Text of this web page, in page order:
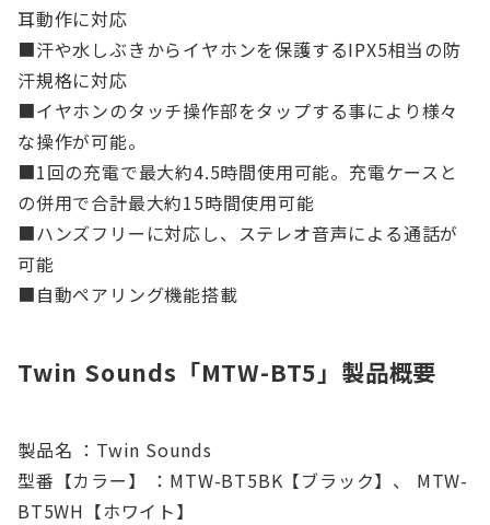
耳動作に対応
■汗や水しぶきからイヤホンを保護するIPX5相当の防
汗規格に対応
■イヤホンのタッチ操作部をタップする事により様々
な操作が可能。
■1回の充電で最大約4.5時間使用可能。充電ケースと
の併用で合計最大約15時間使用可能
■ハンズフリーに対応し、ステレオ音声による通話が
可能
■自動ペアリング機能搭載
Twin Sounds「MTW-BT5」製品概要
製品名 ：Twin Sounds
型番【カラー】 ：MTW-BT5BK【ブラック】、 MTW-
BT5WH【ホワイト】